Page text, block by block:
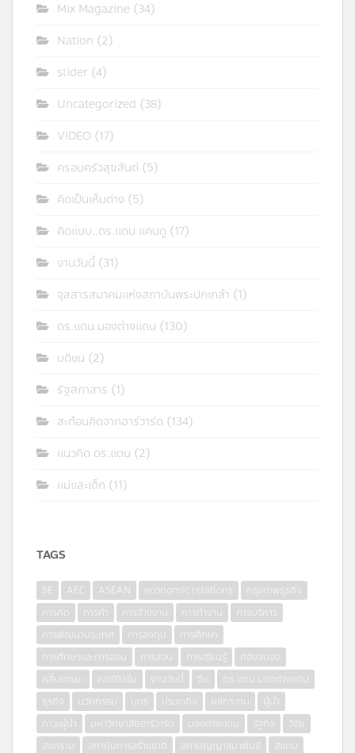
Mix Magazine (34)
Nation (2)
slider (4)
Uncategorized (38)
VIDEO (17)
ครอบครัวสุขสันต์ (5)
คิดเป็นเห็นต่าง (5)
คิดแบบ..ดร.แดน แคนดู (17)
งานวันนี้ (31)
จุลสารสมาคมแห่งสถาบันพระปกเกล้า (1)
ดร.แดน มองต่างแดน (130)
มติชน (2)
รัฐสภาสาร (1)
สะท้อนคิดจากฮาร์วาร์ด (134)
แนวคิด ดร.แดน (2)
แม่และเด็ก (11)
TAGS
8E AEC ASEAN economic relations
กรุงเทพธุรกิจ
การคิด
การค้า การจ้างงาน การทำงาน
การบริหาร
การพัฒนาประเทศ
การลงทุน
การศึกษา
การศึกษาและการสอน
การสอน การเรียนรู้
คลังสมอง
คลื่นอารยะ
คอร์รัปชั่น งานวันนี้ จีน
ดร.แดน มองต่างแดน
ธุรกิจ
นวัตกรรม บุตร ประชากิจ ผลกระทบ
ผู้นำ
ภาวะผู้นำ
มหาวิทยาลัยฮาร์วาร์ด มองต่างแดน รัฐกิจ
วิจัย
สงคราม
สถาบันการสร้างชาติ สภาปัญญาสมาพันธ์
สังคม